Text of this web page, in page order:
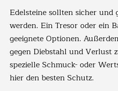
Edelsteine sollten sicher und
werden. Ein Tresor oder ein
geeignete Optionen.
gegen Diebstahl und Verlust
spezielle Schmuck- oder
hier den besten Schutz.